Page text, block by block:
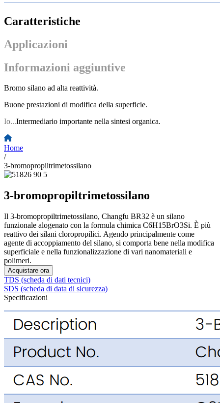
Caratteristiche
Applicazioni
Informazioni aggiuntive
Bromo silano ad alta reattività.
Buone prestazioni di modifica della superficie.
Io...Intermediario importante nella sintesi organica.
Home
/
3-bromopropiltrimetossilano
3-bromopropiltrimetossilano
Il 3-bromopropiltrimetossilano, Changfu BR32 è un silano
funzionale alogenato con la formula chimica C6H15BrO3Si. È più
reattivo dei silani cloropropilici. Agendo principalmente come
agente di accoppiamento del silano, si comporta bene nella modifica
superficiale e nella funzionalizzazione di vari nanomateriali e
polimeri.
Acquistare ora
TDS (scheda di dati tecnici)
SDS (scheda di data di sicurezza)
Specificazioni